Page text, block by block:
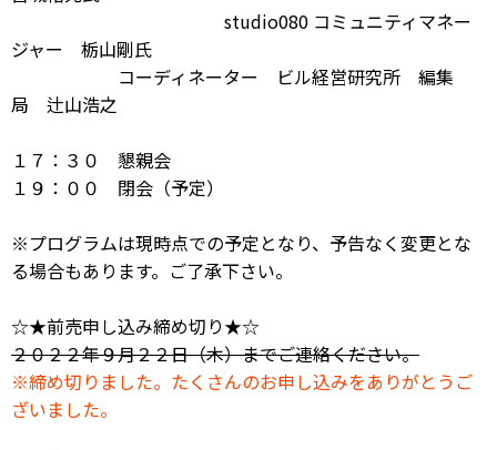
studio080 コミュニティマネー
ジャー 栃山剛氏
コーディネーター ビル経営研究所 編集
局 辻山浩之
１７：３０ 懇親会
１９：００ 閉会（予定）
※プログラムは現時点での予定となり、予告なく変更とな
る場合もあります。ご了承下さい。
☆★前売申し込み締め切り★☆
２０２２年９月２２日（木）までご連絡ください。
※締め切りました。たくさんのお申し込みをありがとうご
ざいました。